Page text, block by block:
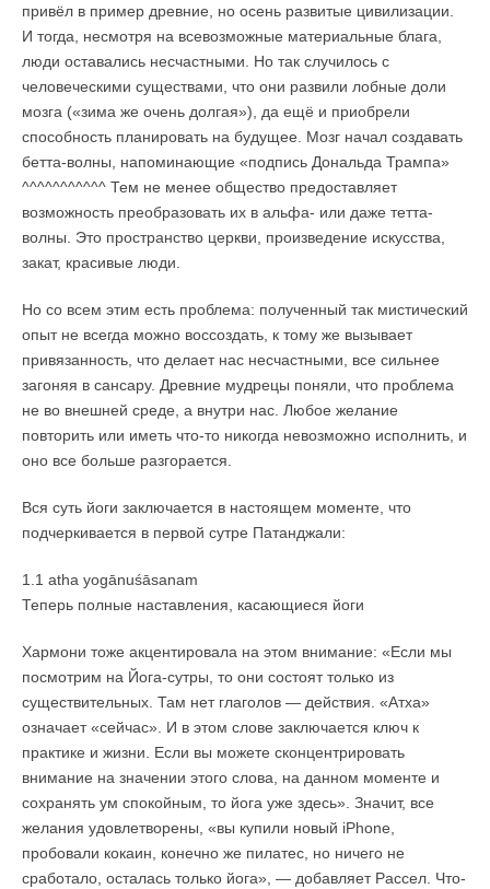
привёл в пример древние, но осень развитые цивилизации.
И тогда, несмотря на всевозможные материальные блага,
люди оставались несчастными. Но так случилось с
человеческими существами, что они развили лобные доли
мозга («зима же очень долгая»), да ещё и приобрели
способность планировать на будущее. Мозг начал создавать
бетта-волны, напоминающие «подпись Дональда Трампа»
^^^^^^^^^^^ Тем не менее общество предоставляет
возможность преобразовать их в альфа- или даже тетта-
волны. Это пространство церкви, произведение искусства,
закат, красивые люди.
Но со всем этим есть проблема: полученный так мистический
опыт не всегда можно воссоздать, к тому же вызывает
привязанность, что делает нас несчастными, все сильнее
загоняя в сансару. Древние мудрецы поняли, что проблема
не во внешней среде, а внутри нас. Любое желание
повторить или иметь что-то никогда невозможно исполнить, и
оно все больше разгорается.
Вся суть йоги заключается в настоящем моменте, что
подчеркивается в первой сутре Патанджали:
1.1 atha yogānuśāsanam
Теперь полные наставления, касающиеся йоги
Хармони тоже акцентировала на этом внимание: «Если мы
посмотрим на Йога-сутры, то они состоят только из
существительных. Там нет глаголов — действия. «Атха»
означает «сейчас». И в этом слове заключается ключ к
практике и жизни. Если вы можете сконцентрировать
внимание на значении этого слова, на данном моменте и
сохранять ум спокойным, то йога уже здесь». Значит, все
желания удовлетворены, «вы купили новый iPhone,
пробовали кокаин, конечно же пилатес, но ничего не
сработало, осталась только йога», — добавляет Рассел. Что-